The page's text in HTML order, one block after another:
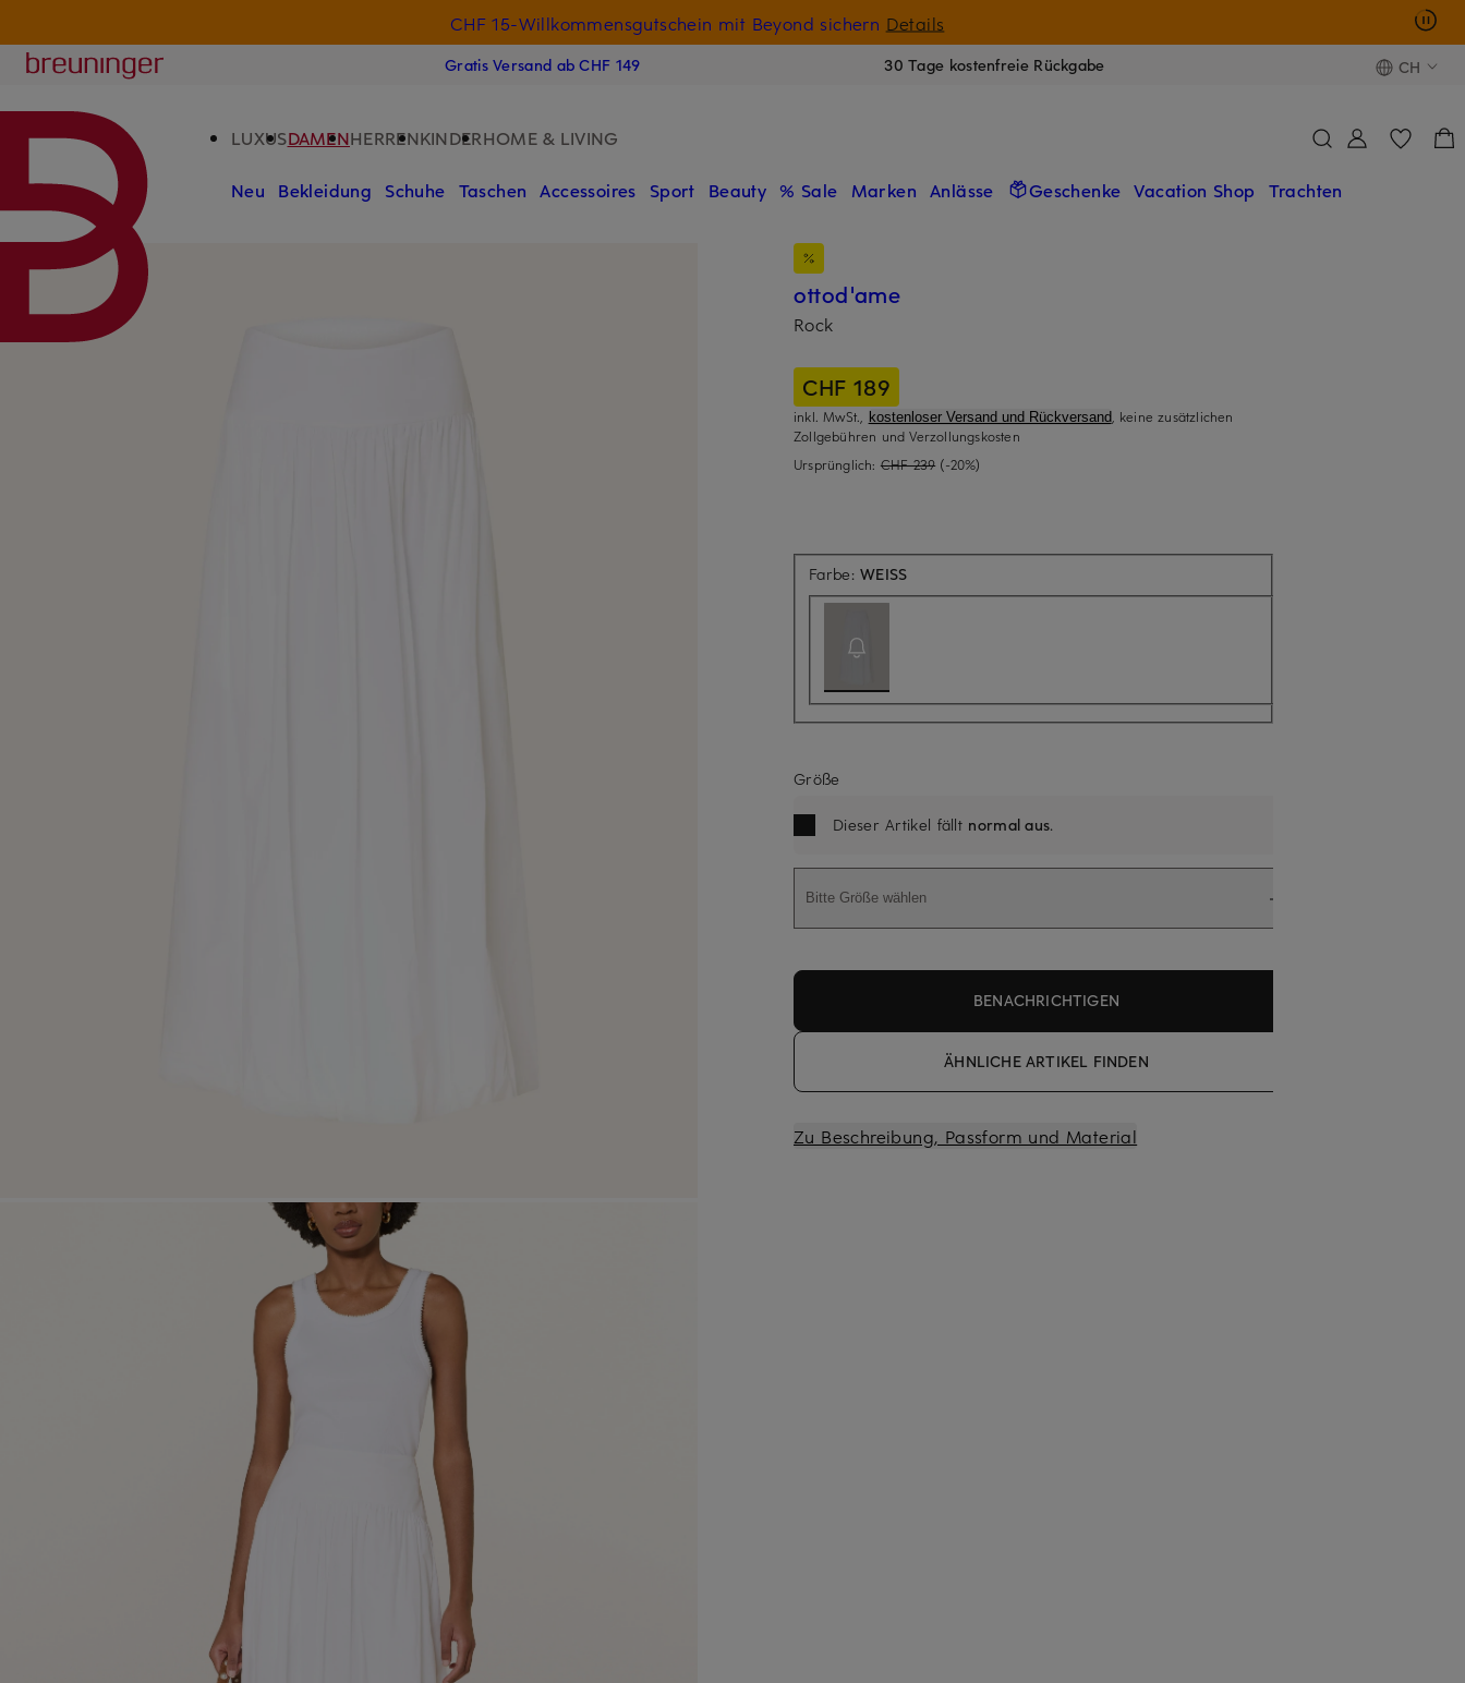
CHF 15-Willkommensgutschein mit Beyond sichern Details
Breuninger
Gratis Versand ab CHF 149 30 Tage kostenfreie Rückgabe CH
LUXUSDAMENHERRENKINDERHOME & LIVING
Neu Bekleidung Schuhe Taschen Accessoires Sport Beauty % Sale Marken Anlässe Geschenke Vacation Shop Trachten
ottod'ame
Rock
CHF 189
inkl. MwSt., kostenloser Versand und Rückversand, keine zusätzlichen
Zollgebühren und Verzollungskosten
Ursprünglich: CHF 239 (-20%)
Farbe:WEISSAktuell nicht verfügbar
Größe
Dieser Artikel fällt normal aus.
Bitte Größe wählen
BENACHRICHTIGEN
ÄHNLICHE ARTIKEL FINDEN
Zu Beschreibung, Passform und Material